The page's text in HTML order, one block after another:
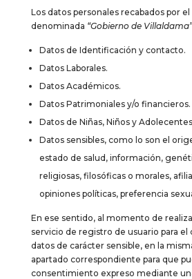
Los datos personales recabados por
denominada “Gobierno de
Datos de Identificación y contacto.
Datos Laborales.
Datos Académicos.
Datos Patrimoniales y/o financieros.
Datos de Niñas, Niños y
Datos sensibles, como lo son el
estado de salud, información,
religiosas, filosóficas o morales,
opiniones políticas, preferencia
En ese sentido, al momento de
servicio de registro de usuario para el
datos de carácter sensible, en la
apartado correspondiente para que
consentimiento expreso mediante